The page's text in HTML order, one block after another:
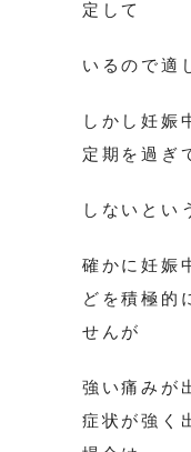
定して
いるので適
しかし妊娠
定期を過ぎ
しないとい
確かに妊娠
どを積極的
せんが
強い痛みが
症状が強く